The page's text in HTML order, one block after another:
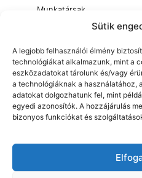
Sütik
A legjobb felhasználói élmény
technológiákat alkalmazunk, mint a
eszközadatokat tárolunk és/vagy
a technológiáknak a használatához,
adatokat dolgozhatunk fel, mint
egyedi azonosítók. A hozzájárulás
bizonyos funkciókat és
Munkatársak
Nyílászáró gyártás
Bemutatkozás
Szolgáltatások
Termékek
Elérhetőségek